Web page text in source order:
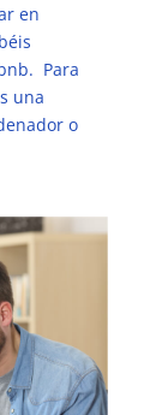
en
Para
una
o